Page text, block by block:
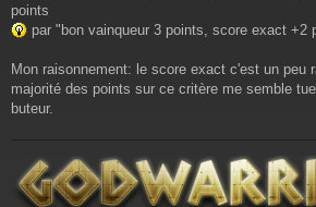
points
par "bon vainqueur 3 points, score exact +2
Mon raisonnement: le score exact c'est un peu
majorité des points sur ce critère me semble
buteur.